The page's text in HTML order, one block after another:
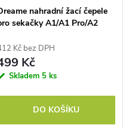
nahradní žací čepele
sekačky A1/A1 Pro/A2
Kč bez DPH
Kč
Skladem 5 ks
DO KOŠÍKU